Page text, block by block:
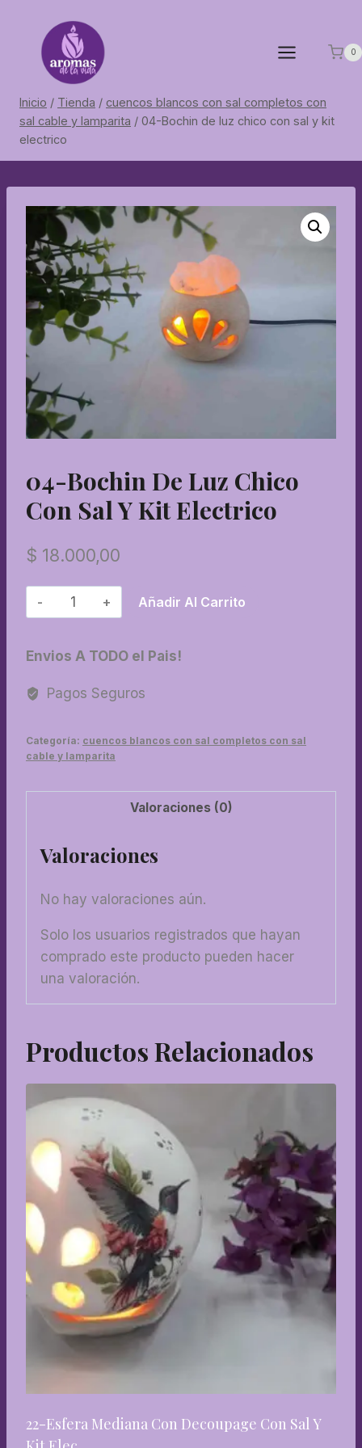
contenido
0
Inicio / Tienda / cuencos blancos con sal completos con
sal cable y lamparita / 04-Bochin de luz chico con sal y kit
electrico
04-Bochin De Luz Chico
Con Sal Y Kit Electrico
$ 18.000,00
04-
Bochin
luz
con
y
electrico
Añadir Al Carrito
Envios A TODO el Pais!
Pagos Seguros
Categoría: cuencos blancos con sal completos con sal
cable y lamparita
Valoraciones (0)
Valoraciones
No hay valoraciones aún.
Solo los usuarios registrados que hayan
comprado este producto pueden hacer
una valoración.
Productos Relacionados
22-Esfera Mediana Con Decoupage Con Sal Y